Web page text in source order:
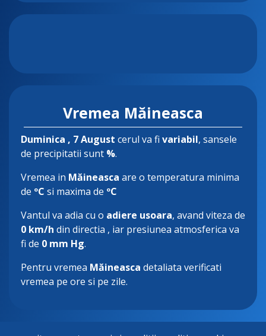
Vremea Măineasca
Duminica , 7 August cerul va fi variabil, sansele
de precipitatii sunt %.
Vremea in Măineasca are o temperatura minima
de ºC si maxima de ºC
Vantul va adia cu o adiere usoara, avand viteza de
0 km/h din directia , iar presiunea atmosferica va
fi de 0 mm Hg.
Pentru vremea Măineasca detaliata verificati
vremea pe ore si pe zile.